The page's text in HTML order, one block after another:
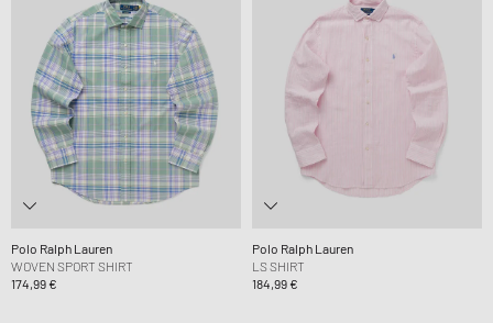
Polo Ralph Lauren
WOVEN SPORT SHIRT
174,99 €
Polo Ralph Lauren
LS SHIRT
184,99 €